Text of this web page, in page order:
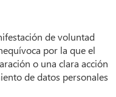
de voluntad
por la que el
o una clara acción
de datos personales